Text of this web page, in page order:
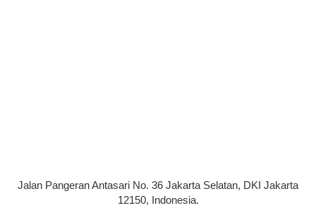
Jalan Pangeran Antasari No. 36 Jakarta Selatan, DKI Jakarta
12150, Indonesia.